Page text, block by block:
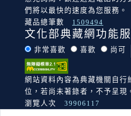
們將以最快的速度為您服務。
藏品總筆數
1509494
文化部典藏網功能
非常喜歡 喜歡 尚可
網站資料內容為典藏機關自行
位，若尚未著錄者，不予呈現
瀏覽人次
39906117